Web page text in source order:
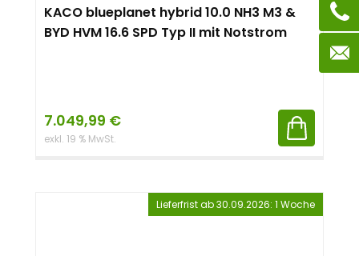
KACO blueplanet hybrid 10.0 NH3 M3 &
BYD HVM 16.6 SPD Typ II mit Notstrom
7.049,99 €
exkl. 19 % MwSt.
Lieferfrist ab 30.09.2026: 1 Woche